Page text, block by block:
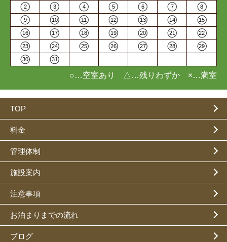
2 3 4 5 6 7 8
9 10 11 12 13 14 15
16 17 18 19 20 21 22
23 24 25 26 27 28 29
30 31
○…空室あり △…残りわずか ×…満室
TOP
料金
管理体制
施設案内
注意事項
お泊まりまでの流れ
ブログ